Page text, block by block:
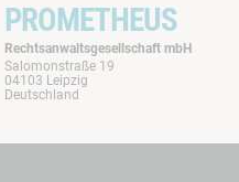
PROMETHEUS
Rechtsanwaltsgesellschaft mbH
Salomonstraße 19
04103 Leipzig
Deutschland